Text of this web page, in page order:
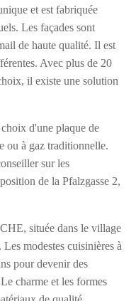
et est fabriquée
Les façades sont
de haute qualité. Il est
Avec plus de 20
il existe une solution
d'une plaque de
ou à gaz traditionnelle.
sur les
de la Pfalzgasse 2,
située dans le village
modestes cuisinières à
pour devenir des
charme et les formes